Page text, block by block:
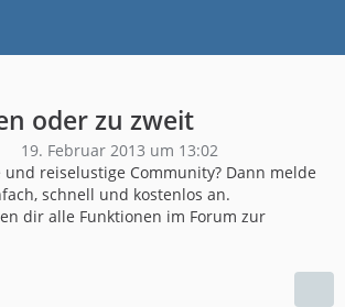
oder zu zweit
19. Februar 2013 um 13:02
reiselustige Community? Dann melde
schnell und kostenlos an.
dir alle Funktionen im Forum zur